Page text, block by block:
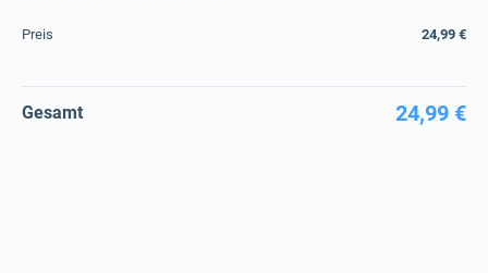
Preis 24,99 €
Gesamt 24,99 €